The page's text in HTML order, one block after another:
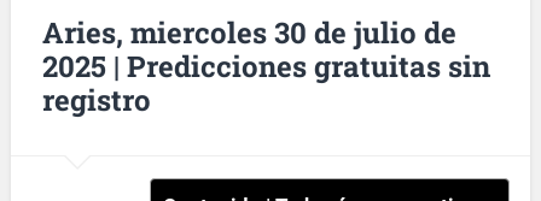
Aries, miercoles 30 de julio de
2025 | Predicciones gratuitas sin
registro